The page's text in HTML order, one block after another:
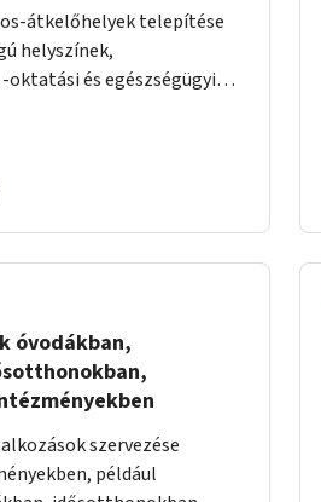
átkelőhelyek telepítése
helyszínek,
oktatási és egészségügyi
óvodákban,
szervezése
például